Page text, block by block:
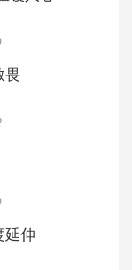
畏
延伸